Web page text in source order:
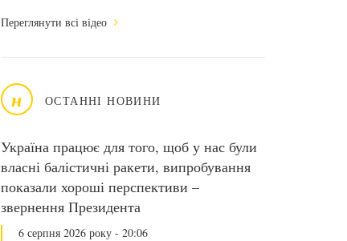
Переглянути всі відео
н ОСТАННІ НОВИНИ
Україна працює для того, щоб у нас були
власні балістичні ракети, випробування
показали хороші перспективи –
звернення Президента
6 серпня 2026 року - 20:06